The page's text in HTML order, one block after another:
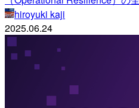
hiroyuki kaji
2025.06.24